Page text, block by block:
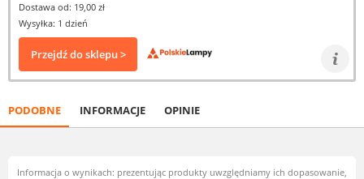
Dostawa od: 19,00 zł
Wysyłka: 1 dzień
Przejdź do sklepu >
PODOBNE INFORMACJE OPINIE
Informacja o wynikach: prezentując produkty uwzględniamy ich dopasowanie,